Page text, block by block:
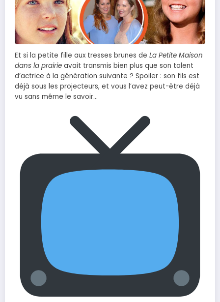
Et si la petite fille aux tresses brunes de La Petite Maison
dans la prairie avait transmis bien plus que son talent
d’actrice à la génération suivante ? Spoiler : son fils est
déjà sous les projecteurs, et vous l’avez peut-être déjà
vu sans même le savoir…